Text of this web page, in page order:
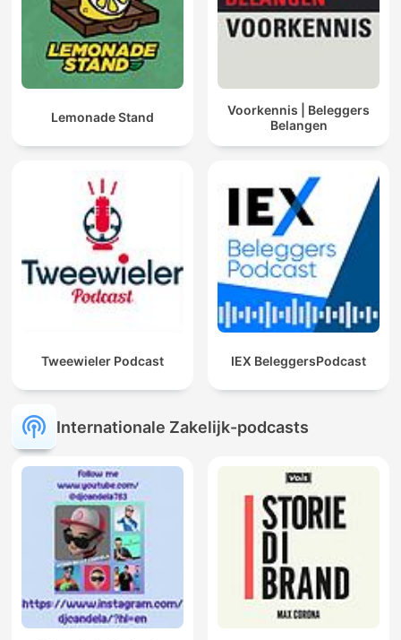
Lemonade Stand
Voorkennis | Beleggers
Belangen
Tweewieler Podcast IEX BeleggersPodcast
Internationale Zakelijk-podcasts